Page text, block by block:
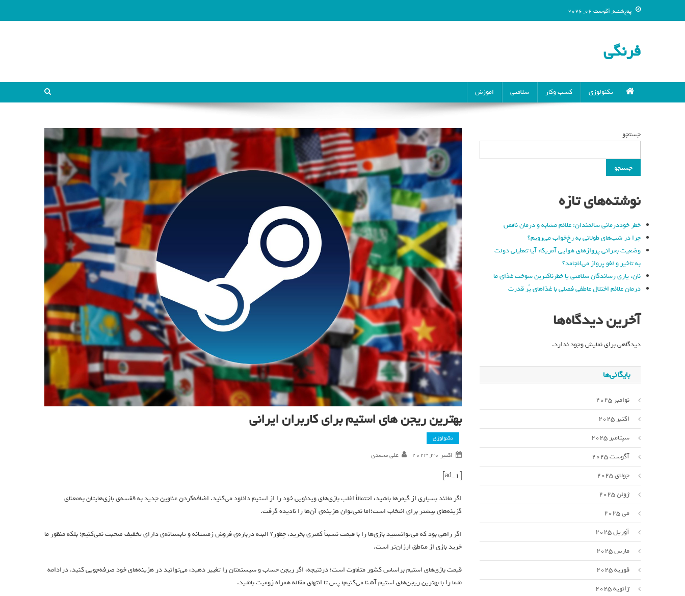
پنج‌شنبه, آگوست 06, 2026
فرنگی
تکنولوژی کسب وکار سلامتی اموزش
بهترین ریجن‌ های استیم برای کاربران ایرانی
تکنولوژی
اکتبر 30, 2023 علی محمدی
[ad_1]
اگر مانند بسیاری از گیمرها باشید، احتمالاً اغلب بازی‌های ویدئویی خود را از استیم دانلود می‌کنید. اضافه‌کردن عناوین جدید به قفسه‌‌ی بازی‌هایتان به‌معنای
گزینه‌های بیشتر برای انتخاب است؛اما نمی‌توان هزینه‌‌ی آن‌ها را نادیده گرفت.
اگر راهی بود که می‌توانستید بازی‌ها را با قیمت نسبتاً کمتری بخرید، چطور؟ البته درباره‌ی فروش زمستانه و تابستانه‌ی دارای تخفیف صحبت نمی‌کنیم؛ بلکه منظور ما
خرید بازی از مناطق ارزان‌تر است.
قیمت بازی‌های استیم براساس کشور متفاوت است؛ در‌نتیجه، اگر ریجن حساب و سیستمتان را تغییر دهید، می‌توانید در هزینه‌های خود صرفه‌جویی کنید. در‌ادامه
شما را با بهترین ریجن‌های استیم آشنا می‌کنیم؛ پس تا انتهای مقاله همراه زومیت باشید.
جستجو
جستجو
نوشته‌های تازه
خطر خوددرمانی سالمندان: علائم مشابه و درمان ناقص
چرا در شب‌های طولانی به رخ‌خواب می‌رویم؟
وضعیت بحرانی پروازهای هوایی آمریکا: آیا تعطیلی دولت
به تاخیر و لغو پرواز می‌انجامد؟
نان، یاری رساندگان سلامتی یا خطرناکترین سوخت غذای ما
درمان علائم اختلال عاطفی فصلی با غذاهای پُر قدرت
آخرین دیدگاه‌ها
دیدگاهی برای نمایش وجود ندارد.
بایگانی‌ها
نوامبر 2025
اکتبر 2025
سپتامبر 2025
آگوست 2025
جولای 2025
ژوئن 2025
می 2025
آوریل 2025
مارس 2025
فوریه 2025
ژانویه 2025